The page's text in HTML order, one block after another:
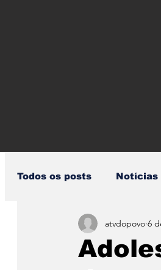
Todos os posts Notícias
Pandemia Covid19
atvdopovo 6